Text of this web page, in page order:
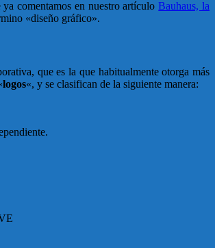
comentamos en nuestro artículoBauhaus, la
«diseño gráfico».
que es la que habitualmente otorga más
logos«, y se clasifican de la siguiente manera: